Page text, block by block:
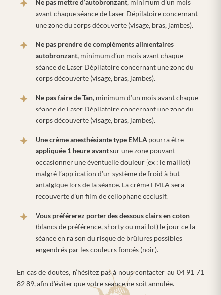
Ne pas mettre d’autobronzant, minimum d’un mois
avant chaque séance de Laser Dépilatoire concernant
une zone du corps découverte (visage, bras, jambes).
Ne pas prendre de compléments alimentaires
autobronzant,minimum d’un mois avant chaque
séance de Laser Dépilatoire concernant une zone du
corps découverte (visage, bras, jambes).
Ne pas faire de Tan, minimum d’un mois avant chaque
séance de Laser Dépilatoire concernant une zone du
corps découverte (visage, bras, jambes).
Une crème anesthésiante type EMLApourra être
appliquée 1 heure avantsur une zone pouvant
occasionner une éventuelle douleur (ex : le maillot)
malgré l’application d’un système de froid à but
antalgique lors de la séance. La crème EMLA sera
recouverte d’un film de cellophane occlusif.
Vous préférerez porter des dessous clairs en coton
(blancs de préférence, shorty ou maillot) le jour de la
séance en raison du risque de brûlures possibles
engendrés par les couleurs foncés (noir).
En cas de doutes, n’hésitez pas à nous contacter au 04 91 71
82 89, afin d’éviter que votre séance ne soit annulée.